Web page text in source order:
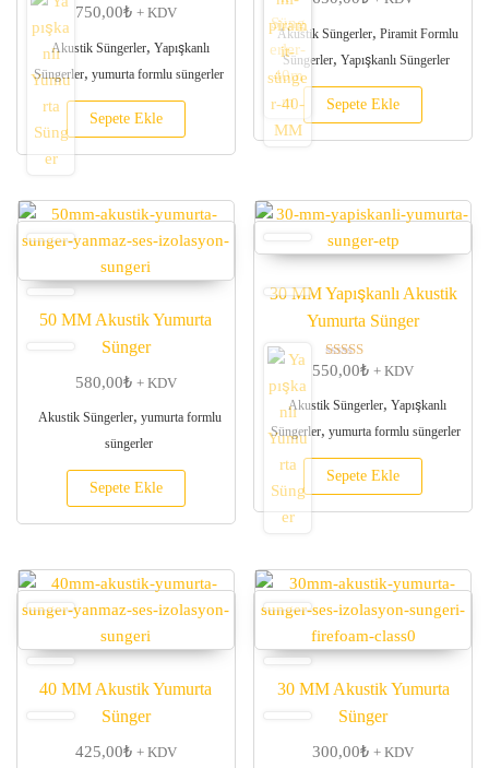
5 üzerinden
750,00₺ + KDV
Akustik Süngerler, Yapışkanlı
Süngerler, yumurta formlu süngerler
Sepete Ekle
Akustik Süngerler, Piramit Formlu
Süngerler, Yapışkanlı Süngerler
Sepete Ekle
50 MM Akustik Yumurta
Sünger
580,00₺ + KDV
Akustik Süngerler, yumurta formlu
süngerler
Sepete Ekle
30 MM Yapışkanlı Akustik
Yumurta Sünger
5 üzerinden
oy aldı
550,00₺ + KDV
Akustik Süngerler, Yapışkanlı
Süngerler, yumurta formlu süngerler
Sepete Ekle
40 MM Akustik Yumurta
Sünger
425,00₺ + KDV
30 MM Akustik Yumurta
Sünger
300,00₺ + KDV